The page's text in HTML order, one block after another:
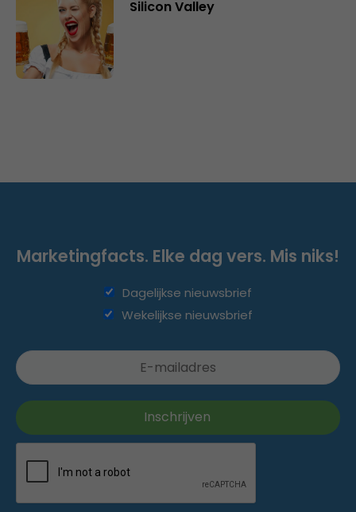
Silicon Valley
Marketingfacts. Elke dag vers. Mis niks!
Dagelijkse nieuwsbrief
Wekelijkse nieuwsbrief